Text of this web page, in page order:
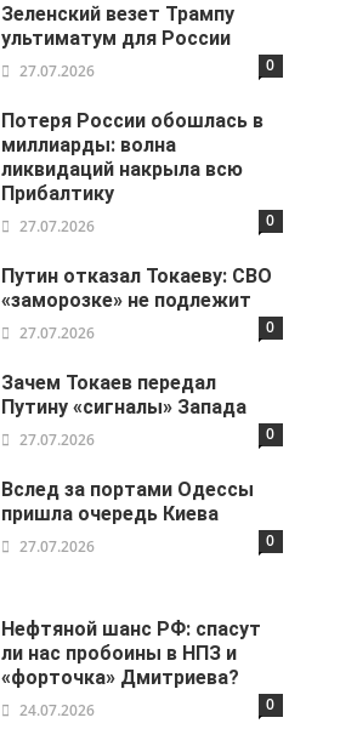
Зеленский везет Трампу
ультиматум для России
27.07.2026 0
Потеря России обошлась в
миллиарды: волна
ликвидаций накрыла всю
Прибалтику
27.07.2026 0
Путин отказал Токаеву: СВО
«заморозке» не подлежит
27.07.2026 0
Зачем Токаев передал
Путину «сигналы» Запада
27.07.2026 0
Вслед за портами Одессы
пришла очередь Киева
27.07.2026 0
Нефтяной шанс РФ: спасут
ли нас пробоины в НПЗ и
«форточка» Дмитриева?
24.07.2026 0